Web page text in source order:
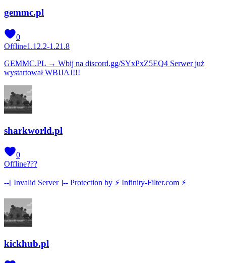
gemmc.pl
0
Offline1.12.2-1.21.8
GEMMC.PL → Wbij na discord.gg/SYxPxZ5EQ4 Serwer już
wystartował WBIJAJ!!!
sharkworld.pl
0
Offline???
--[ Invalid Server ]-- Protection by ⚡ Infinity-Filter.com ⚡
kickhub.pl